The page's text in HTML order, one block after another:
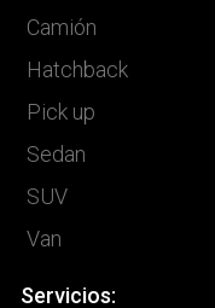
Camión
Hatchback
Pick up
Sedan
SUV
Van
Servicios: